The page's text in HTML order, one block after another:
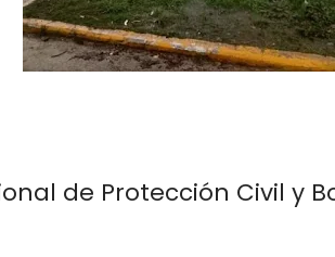
de Protección Civil y